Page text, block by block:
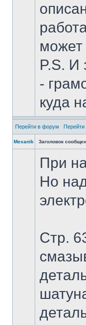
может
P.S. И
-
куда
Перейти в форум Перейти
Mexanik Заголовок
При
Но
Стр.